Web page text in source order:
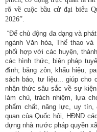
rõ về cuộc bầu cử đại biểu
2026”.
“Để chủ động đa dạng và
ngành Văn hóa, Thể thao
phối hợp với các huyện,
các hình thức, biện pháp
đình; băng zôn, khẩu hiệu,
sách báo, tư liệu... giúp cho
nhận thức sâu sắc về sự
làm chủ, trách nhiệm, lựa
phẩm chất, năng lực, uy
quan của Quốc hội, HĐND
dựng nhà nước pháp quyền